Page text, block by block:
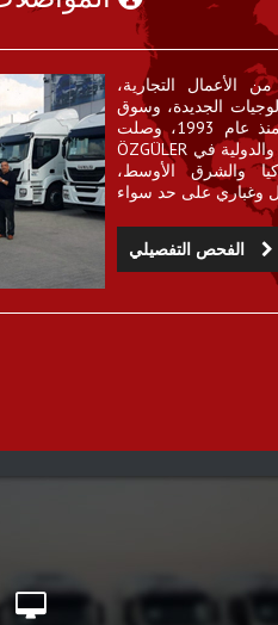
الأعمال التجارية،
الجديدة، وسوق
للشركات اليوم هو العالم كله. منذ عام 1993، وصلت
ÖZGÜLER أهدافا هامة في الأسواق الوطنية والدولية في
والشرق الأوسط،